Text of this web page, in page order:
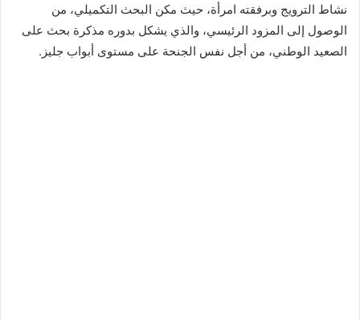
نشاط الترويج وبرفقته امرأة، حيث مكن البحث التكميلي، من
الوصول إلى المزود الرئيسي، والذي يشكل بدوره مذكرة بحث على
الصعيد الوطني، من أجل نفس الجنحة على مستوى أبواب جليز.